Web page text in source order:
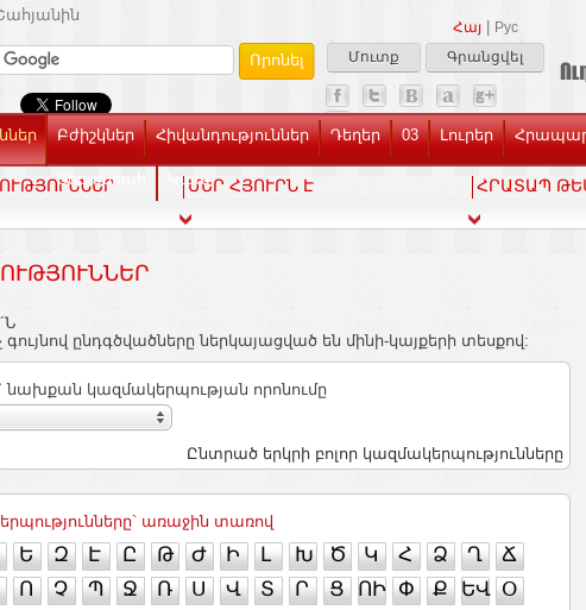
Հայ
Рус
Մուտք
Գրանցվել
Բժիշկներ Հիվանդություններ Դեղեր 03 Լուրեր
Տեսասրահ Կապ
ՄԵՐ ՀՅՈՒՐՆ Է ՀՐԱՏԱՊ
ընդգծվածները ներկայացված են մինի-կայքերի տեսքով:
նախքան կազմակերպության որոնումը
Ընտրած երկրի բոլոր կազմակերպությունները
առաջին տառով
Ե Զ Է Ը Թ Ժ Ի Լ Խ Ծ Կ Հ Ձ Ղ
Ճ
Ո Չ Պ Ջ Ռ Ս Վ Տ Ր Ց ՈԻ Փ Ք ԵՎ Օ